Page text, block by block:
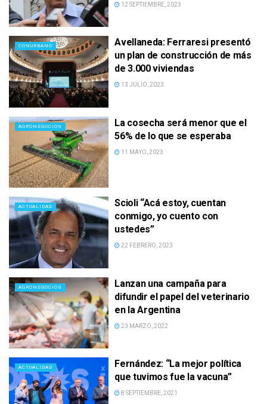
12 SEPTIEMBRE, 2023
CONURBANO
Avellaneda: Ferraresi presentó
un plan de construcción de más
de 3.000 viviendas
13 JULIO, 2023
AGRONEGOCIOS
La cosecha será menor que el
56% de lo que se esperaba
11 MAYO, 2023
ACTUALIDAD
Scioli “Acá estoy, cuentan
conmigo, yo cuento con
ustedes”
22 FEBRERO, 2023
AGRONEGOCIOS
Lanzan una campaña para
difundir el papel del veterinario
en la Argentina
23 MARZO, 2022
ACTUALIDAD
Fernández: “La mejor política
que tuvimos fue la vacuna”
8 SEPTIEMBRE, 2021